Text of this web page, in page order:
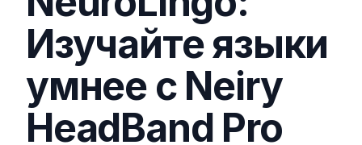
Изучайте языки
умнее с Neiry
HeadBand Pro